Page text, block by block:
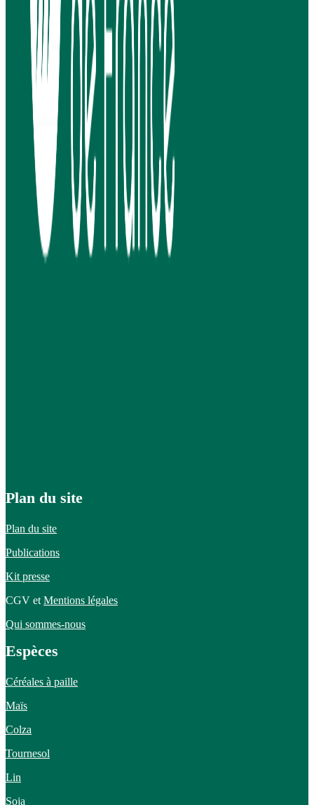
Plan du site
Plan du site
Publications
Kit presse
CGV et Mentions légales
Qui sommes-nous
Espèces
Céréales à paille
Maïs
Colza
Tournesol
Lin
Soja